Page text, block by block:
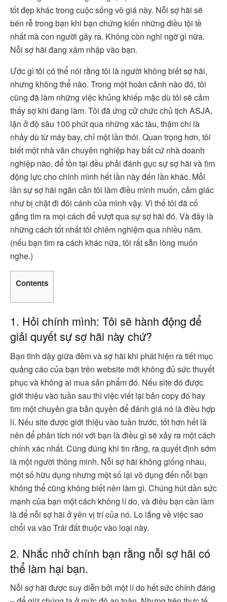
tốt đẹp khác trong cuộc sống vô giá này. Nỗi sợ hãi sẽ
bén rễ trong bạn khi bạn chứng kiến những điều tội tề
nhất mà con người gây ra. Không còn nghi ngờ gì nữa.
Nỗi sợ hãi đang xâm nhập vào bạn.
Ước gì tôi có thể nói rằng tôi là người không biết sợ hãi,
nhưng không thể nào. Trong một hoàn cảnh nào đó, tôi
cũng đã làm những việc khủng khiếp mặc dù tôi sẽ cảm
thấy sợ khi đang làm. Tôi đã ứng cử chức chủ tịch ASJA,
lặn ở độ sâu 100 phút qua những xác tàu, thậm chí là
nhảy dù từ máy bay, chỉ một lần thôi. Quan trọng hơn, tôi
biết một nhà văn chuyên nghiệp hay bất cứ nhà doanh
nghiệp nào, để tồn tại đều phải đánh gục sự sợ hãi và tìm
động lực cho chính mình hết lần này đến lần khác. Mỗi
lần sự sợ hãi ngăn cản tôi làm điều mình muốn, cảm giác
như bị chặt đi đôi cánh của mình vậy. Vì thế tôi đã cố
gắng tìm ra mọi cách để vượt qua sự sợ hãi đó. Và đây là
những cách tốt nhất tôi chiêm nghiệm qua nhiều năm.
(nếu bạn tìm ra cách khác nữa, tôi rất sẵn lòng muốn
nghe.)
Contents
1. Hỏi chính mình: Tôi sẽ hành động để
giải quyết sự sợ hãi này chứ?
Bạn tĩnh dậy giữa đêm và sợ hãi khi phát hiện ra tiết mục
quảng cáo của bạn trên website mới không đủ sức thuyết
phục và không ai mua sản phẩm đó. Nếu site đó được
giới thiệu vào tuần sau thì việc viết lại bản copy đó hay
tìm một chuyên gia bản quyền để đánh giá nó là điều hợp
lí. Nếu site được giới thiệu vào tuần trước, tốt hơn hết là
nên để phân tích nói với bạn là điều gì sẽ xảy ra một cách
chính xác nhất. Cũng đúng khi tin rằng, ra quyết định sớm
là một người thông minh. Nỗi sợ hãi không giống nhau,
một số hữu dụng nhưng một số lại vô dụng đến nỗi bạn
không thể cũng không biết nên làm gì. Chúng hút dần sức
mạnh của bạn một cách không lí do, và điều bạn cần làm
là để nỗi sợ hãi ở yên vị trí của nó. Lo lắng về việc sao
chổi va vào Trái đất thuộc vào loại này.
2. Nhắc nhở chính bạn rằng nỗi sợ hãi có
thể làm hại bạn.
Nỗi sợ hãi được suy diễn bởi một lí do hết sức chính đáng